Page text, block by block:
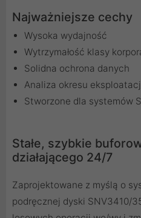
Najważniejsze cechy
Wysoka wydajność
Wytrzymałość klasy
Solidna ochrona danych
Analiza okresu
Stworzone dla systemów
Stałe, szybkie
działającego 24/7
Zaprojektowane z myślą o
podręcznej dyski SNV3410/